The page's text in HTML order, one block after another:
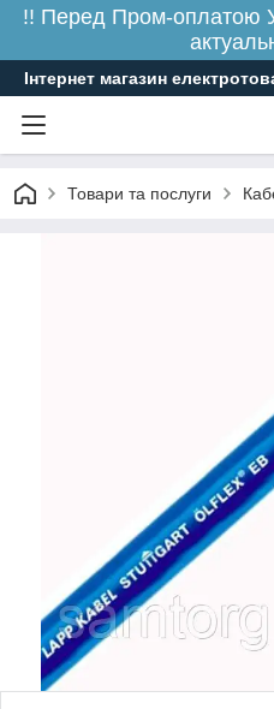
!! Перед Пром-оплатою
Інтернет магазин
Товари та послуги